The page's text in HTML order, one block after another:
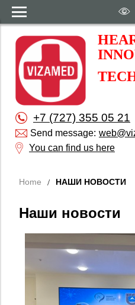
+7 (727) 355 05 21
Send message:
You can find us here
Home НАШИ НОВОСТИ
Наши новости